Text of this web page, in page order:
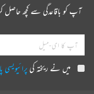
آپ کو باقاعدگی سے کچھ
میں نے ریختہ کیپرائیویسی